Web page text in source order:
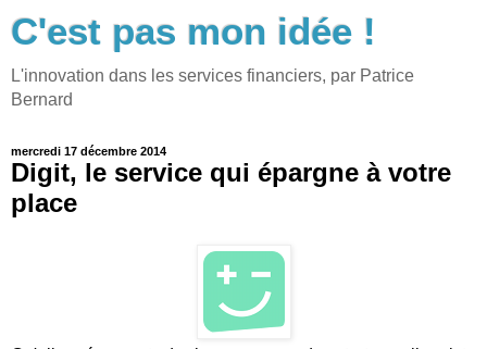
C'est pas mon idée !
L'innovation dans les services financiers, par Patrice
Bernard
mercredi 17 décembre 2014
Digit, le service qui épargne à votre
place